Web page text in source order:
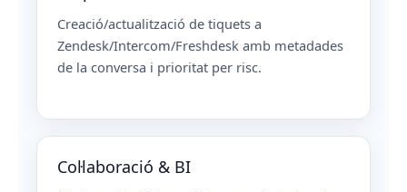
Creació/actualització de tiquets a
Zendesk/Intercom/Freshdesk amb metadades
de la conversa i prioritat per risc.
Col·laboració & BI